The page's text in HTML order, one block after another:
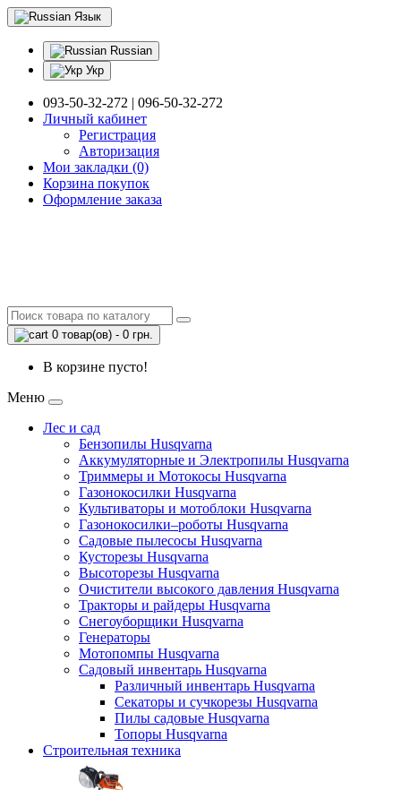
Язык
Russian
Укр
093-50-32-272 | 096-50-32-272
Личный кабинет
Регистрация
Авторизация
Мои закладки (0)
Корзина покупок
Оформление заказа
0 товар(ов) - 0 грн.
В корзине пусто!
Меню
Лес и сад
Бензопилы Husqvarna
Аккумуляторные и Электропилы Нusqvarna
Триммеры и Мотокосы Нusqvarna
Газонокосилки Husqvarna
Культиваторы и мотоблоки Husqvarna
Газонокосилки–роботы Husqvarna
Садовые пылесосы Husqvarna
Кусторезы Husqvarna
Высоторезы Husqvarna
Очистители высокого давления Husqvarna
Тракторы и райдеры Husqvarna
Снегоуборщики Husqvarna
Генераторы
Мотопомпы Husqvarna
Садовый инвентарь Husqvarna
Различный инвентарь Husqvarna
Секаторы и сучкорезы Husqvarna
Пилы садовые Husqvarna
Топоры Husqvarna
Строительная техника